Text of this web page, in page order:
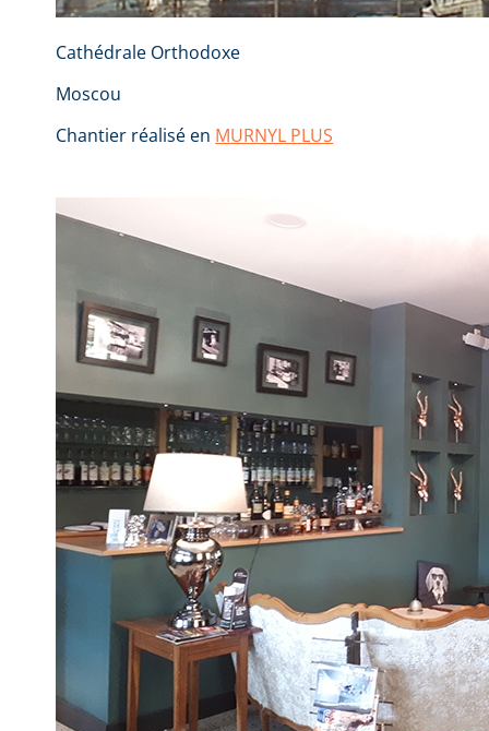
Cathédrale Orthodoxe
Moscou
Chantier réalisé en MURNYL PLUS